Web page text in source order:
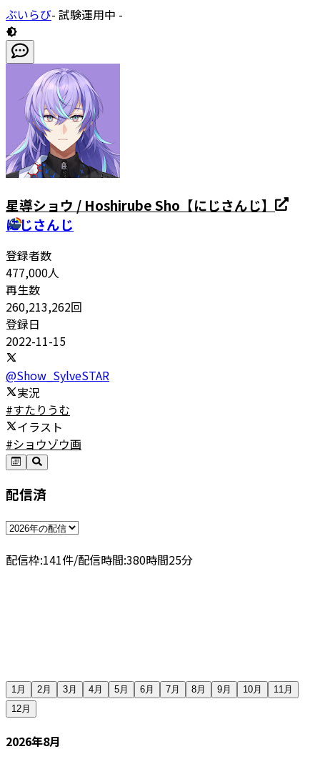
ぶいらび- 試験運用中 -
星導ショウ / Hoshirube Sho【にじさんじ】
にじさんじ
登録者数
477,000人
再生数
260,213,262回
登録日
2022-11-15
@Show_SylveSTAR
実況
#すたりうむ
イラスト
#ショウゾウ画
配信済
配信枠:141件/配信時間:380時間25分
1月 2月 3月 4月 5月 6月 7月 8月 9月 10月
11月
12月
2026年8月